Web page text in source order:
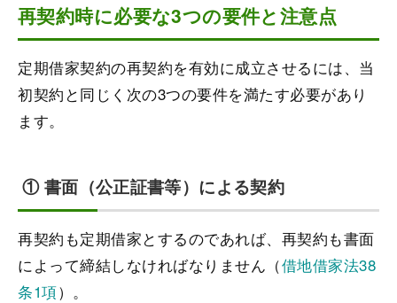
再契約時に必要な3つの要件と注意点
定期借家契約の再契約を有効に成立させるには、当
初契約と同じく次の3つの要件を満たす必要があり
ます。
① 書面（公正証書等）による契約
再契約も定期借家とするのであれば、再契約も書面
によって締結しなければなりません（借地借家法38
条1項）。